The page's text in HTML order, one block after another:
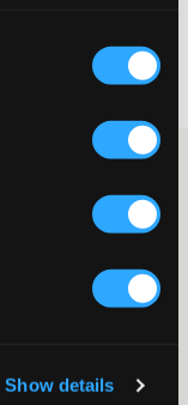
Show details
na jednej
na co dzień, jak i na